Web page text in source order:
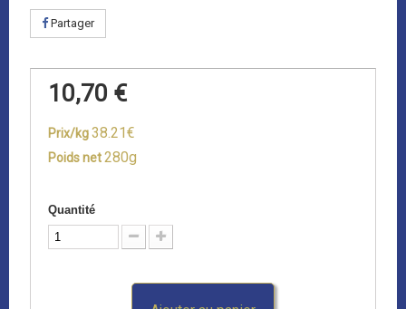
Partager
10,70 €
Prix/kg38.21€
Poids net280g
Quantité